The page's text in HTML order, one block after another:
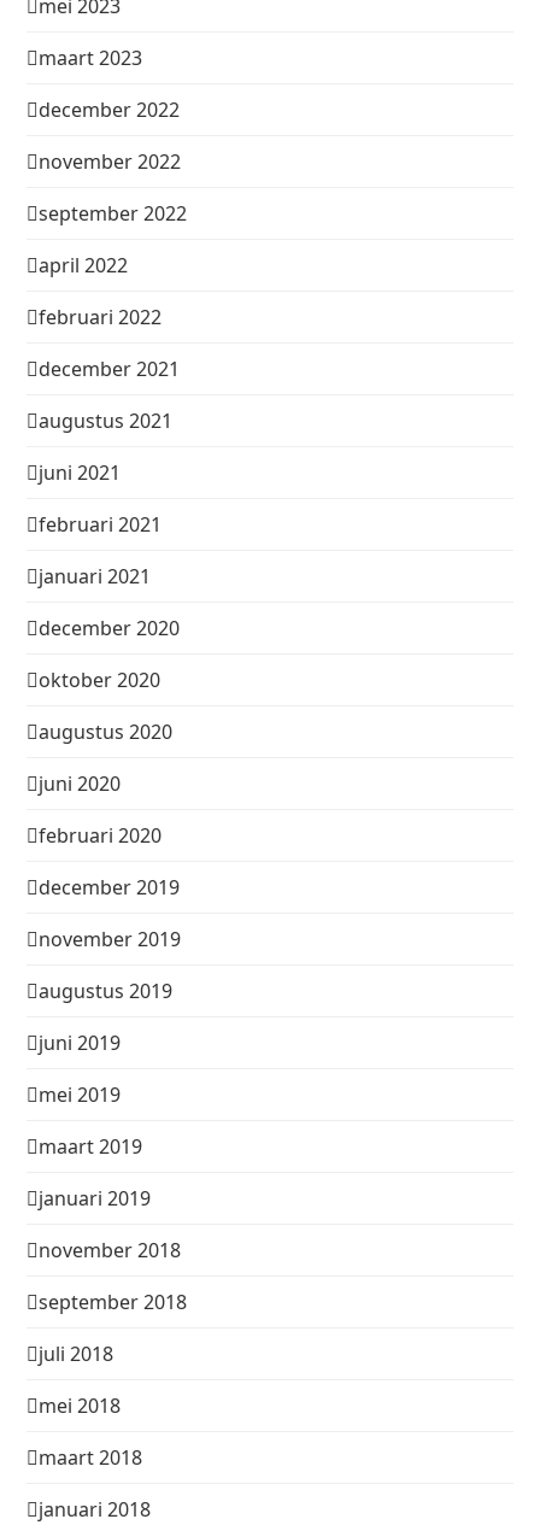
mei 2023
maart 2023
december 2022
november 2022
september 2022
april 2022
februari 2022
december 2021
augustus 2021
juni 2021
februari 2021
januari 2021
december 2020
oktober 2020
augustus 2020
juni 2020
februari 2020
december 2019
november 2019
augustus 2019
juni 2019
mei 2019
maart 2019
januari 2019
november 2018
september 2018
juli 2018
mei 2018
maart 2018
januari 2018